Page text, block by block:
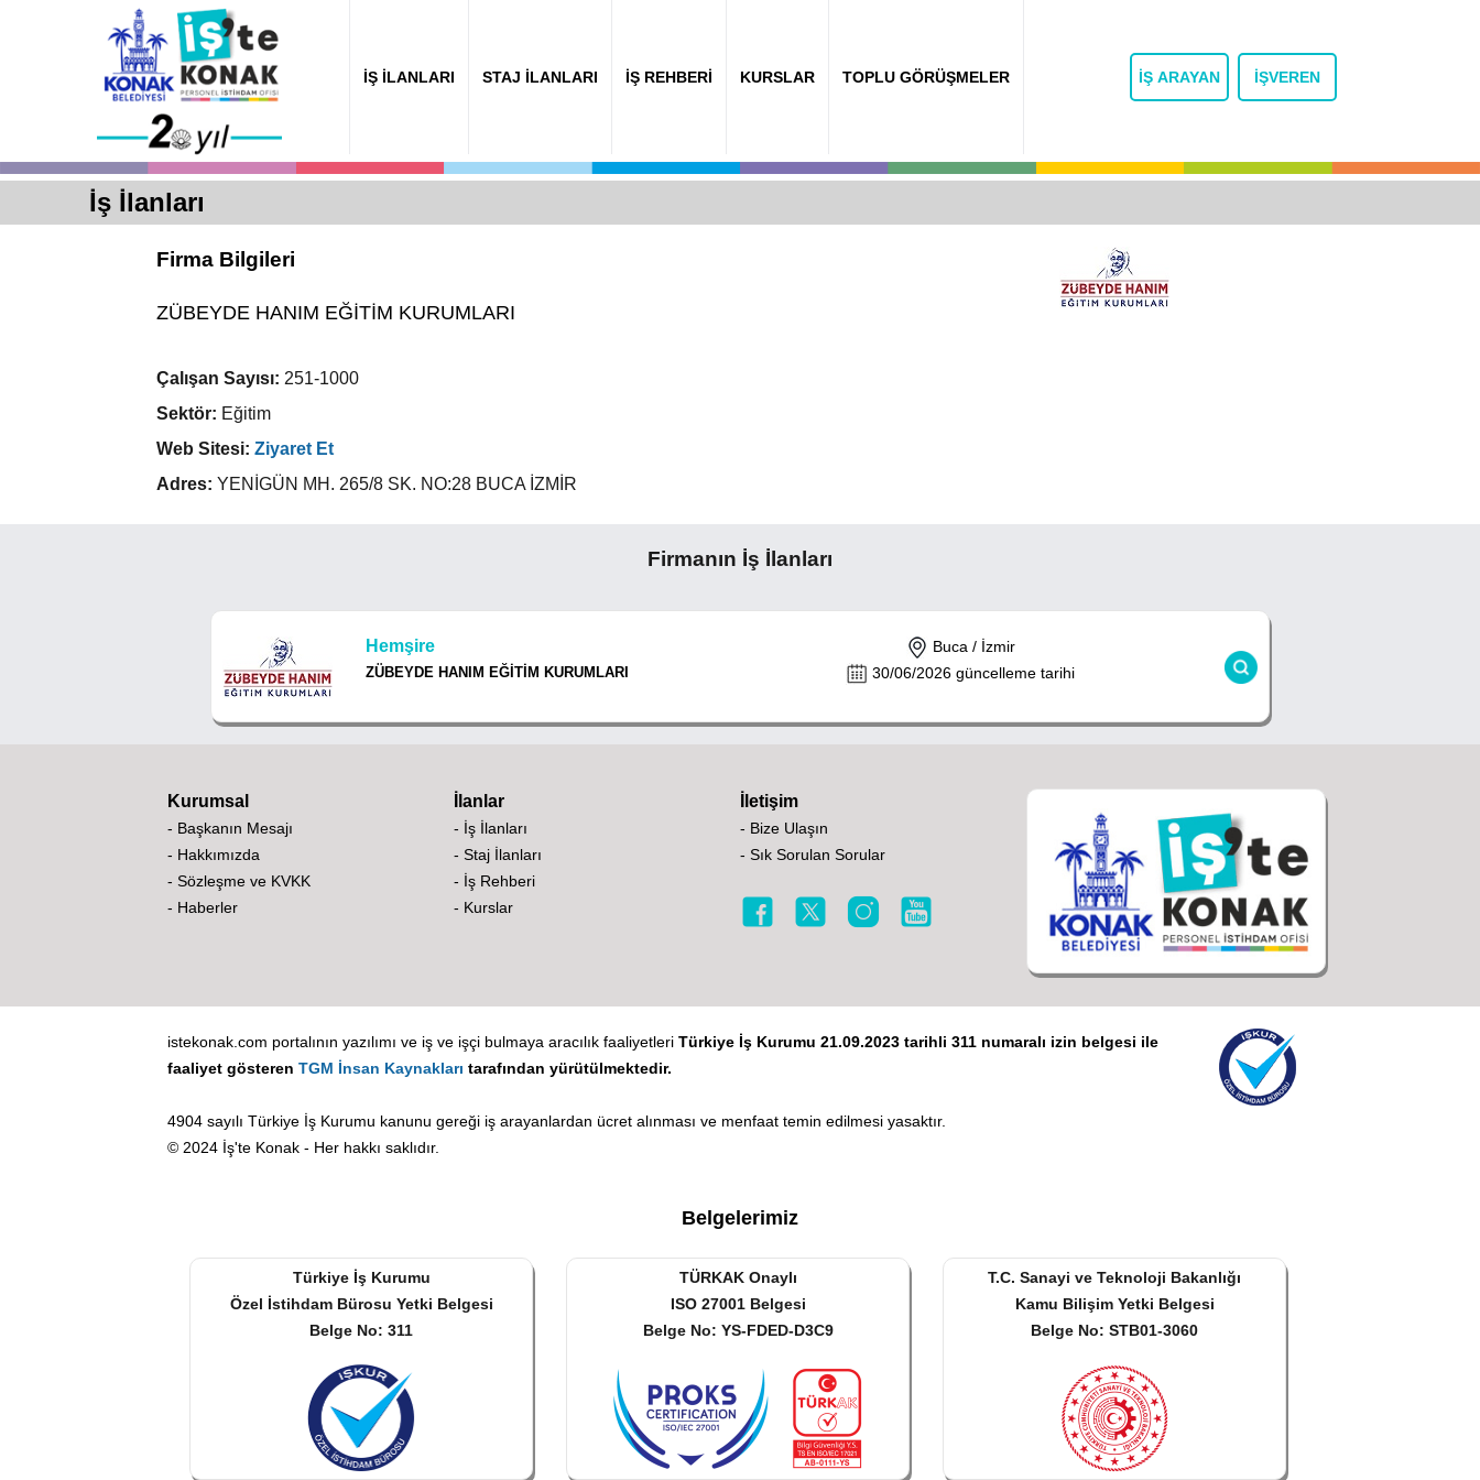
İŞ İLANLARI STAJ İLANLARI İŞ REHBERİ KURSLAR TOPLU GÖRÜŞMELER İŞ ARAYAN İŞVEREN
İş İlanları
Firma Bilgileri
ZÜBEYDE HANIM EĞİTİM KURUMLARI
Çalışan Sayısı: 251-1000
Sektör: Eğitim
Web Sitesi: Ziyaret Et
Adres: YENİGÜN MH. 265/8 SK. NO:28 BUCA İZMİR
Firmanın İş İlanları
Hemşire
ZÜBEYDE HANIM EĞİTİM KURUMLARI
Buca / İzmir
30/06/2026 güncelleme tarihi
Kurumsal
- Başkanın Mesajı
- Hakkımızda
- Sözleşme ve KVKK
- Haberler
İlanlar
- İş İlanları
- Staj İlanları
- İş Rehberi
- Kurslar
İletişim
- Bize Ulaşın
- Sık Sorulan Sorular
istekonak.com portalının yazılımı ve iş ve işçi bulmaya aracılık faaliyetleri Türkiye İş Kurumu 21.09.2023 tarihli 311 numaralı izin belgesi ile
faaliyet gösteren TGM İnsan Kaynakları tarafından yürütülmektedir.
4904 sayılı Türkiye İş Kurumu kanunu gereği iş arayanlardan ücret alınması ve menfaat temin edilmesi yasaktır.
© 2024 İş'te Konak - Her hakkı saklıdır.
Belgelerimiz
Türkiye İş Kurumu
Özel İstihdam Bürosu Yetki Belgesi
Belge No: 311
TÜRKAK Onaylı
ISO 27001 Belgesi
Belge No: YS-FDED-D3C9
T.C. Sanayi ve Teknoloji Bakanlığı
Kamu Bilişim Yetki Belgesi
Belge No: STB01-3060